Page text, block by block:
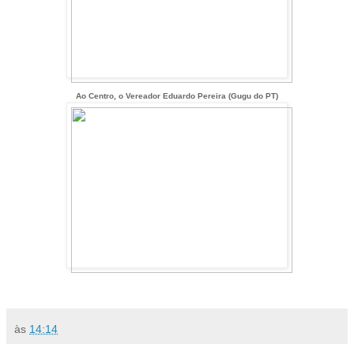
Ao Centro, o Vereador Eduardo Pereira (Gugu do PT)
às 14:14